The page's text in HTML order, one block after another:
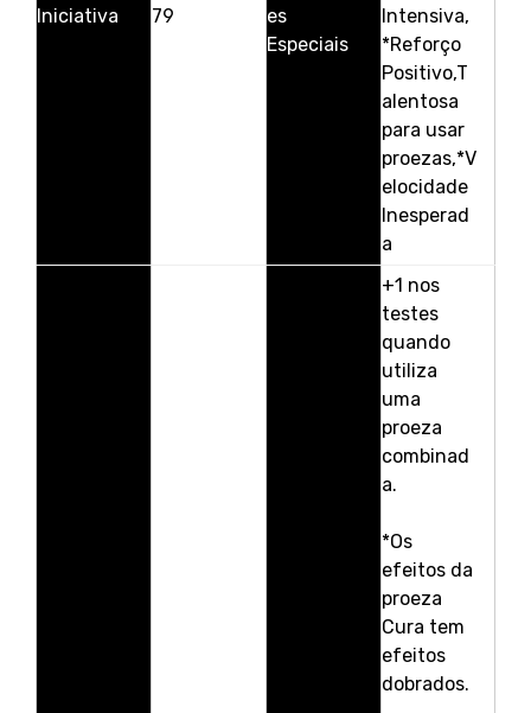
Iniciativa 79
es
Especiais
Intensiva,
*Reforço
Positivo,T
alentosa
para usar
proezas,*V
elocidade
Inesperad
a
+1 nos
testes
quando
utiliza
uma
proeza
combinad
a.
*Os
efeitos da
proeza
Cura tem
efeitos
dobrados.